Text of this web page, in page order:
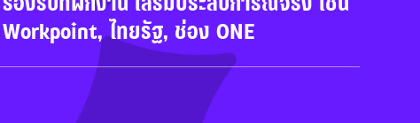
Workpoint, ไทยรัฐ, ช่อง ONE